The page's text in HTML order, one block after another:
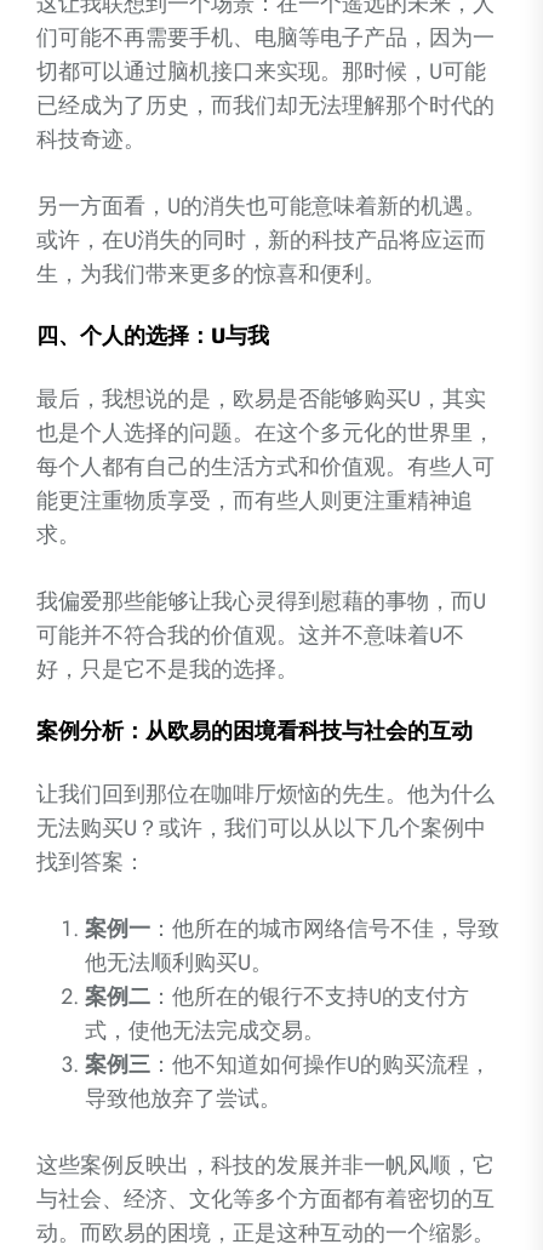
们可能不再需要手机、电脑等电子产品，因为一
切都可以通过脑机接口来实现。那时候，U可能
已经成为了历史，而我们却无法理解那个时代的
科技奇迹。
另一方面看，U的消失也可能意味着新的机遇。
或许，在U消失的同时，新的科技产品将应运而
生，为我们带来更多的惊喜和便利。
四、个人的选择：U与我
最后，我想说的是，欧易是否能够购买U，其实
也是个人选择的问题。在这个多元化的世界里，
每个人都有自己的生活方式和价值观。有些人可
能更注重物质享受，而有些人则更注重精神追
求。
我偏爱那些能够让我心灵得到慰藉的事物，而U
可能并不符合我的价值观。这并不意味着U不
好，只是它不是我的选择。
案例分析：从欧易的困境看科技与社会的互动
让我们回到那位在咖啡厅烦恼的先生。他为什么
无法购买U？或许，我们可以从以下几个案例中
找到答案：
案例一 ：他所在的城市网络信号不佳，导致
他无法顺利购买U。
案例二 ：他所在的银行不支持U的支付方
式，使他无法完成交易。
案例三 ：他不知道如何操作U的购买流程，
导致他放弃了尝试。
这些案例反映出，科技的发展并非一帆风顺，它
与社会、经济、文化等多个方面都有着密切的互
动。而欧易的困境，正是这种互动的一个缩影。